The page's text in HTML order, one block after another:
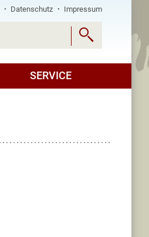
Datenschutz Impressum

SERVICE